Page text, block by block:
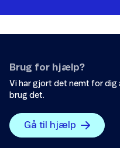
Brug for hjælp?
Vi har gjort det nemt for
brug det.
Gå til hjælp